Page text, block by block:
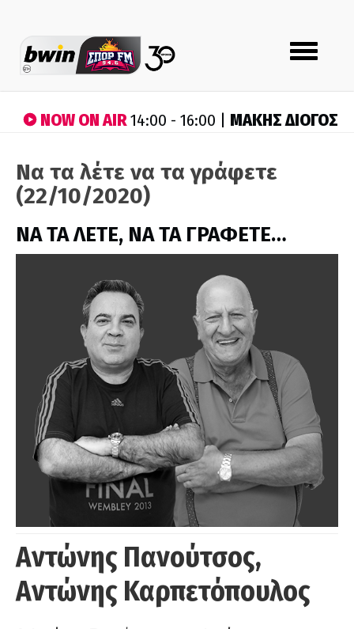
Toggle
navigation
NOW ON AIR14:00 - 16:00 | ΜΑΚΗΣ ΔΙΟΓΟΣ
Να τα λέτε να τα γράφετε
(22/10/2020)
ΝΑ ΤΑ ΛΕΤΕ, ΝΑ ΤΑ ΓΡΑΦΕΤΕ…
Αντώνης Πανούτσος,
Αντώνης Καρπετόπουλος